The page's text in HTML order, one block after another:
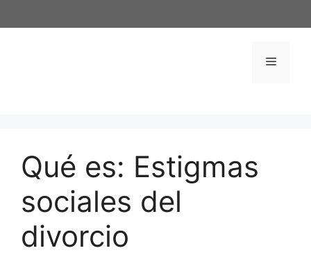
al
Menú
Qué es: Estigmas
sociales del
divorcio